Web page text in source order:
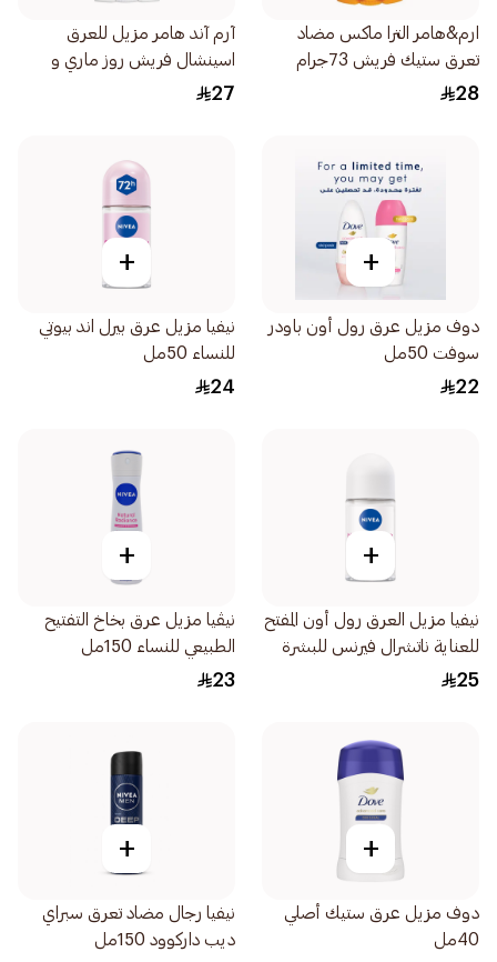
ارم&هامر الترا ماكس مضاد
تعرق ستيك فريش 73جرام
28
آرم آند هامر مزيل للعرق
اسينشال فريش روز ماري و
لافندر 71جرام
27
+
دوف مزيل عرق رول أون باودر
سوفت 50مل
22
+
نيفيا مزيل عرق بيرل اند بيوتي
للنساء 50مل
24
+
نيفيا مزيل العرق رول أون المفتح
للعناية ناتشرال فيرنس للبشرة
50مل
25
+
نيڤيا مزيل عرق بخاخ التفتيح
الطبيعي للنساء 150مل
23
+
دوف مزيل عرق ستيك أصلي
40مل
+
نيفيا رجال مضاد تعرق سبراي
ديب داركوود 150مل